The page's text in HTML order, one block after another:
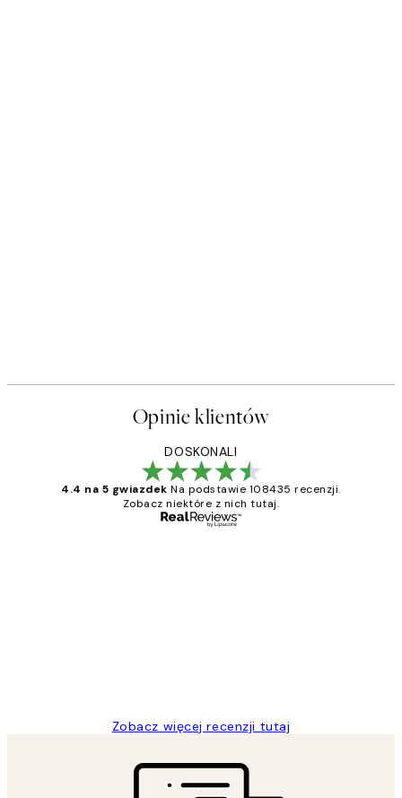
Opinie klientów
DOSKONALI
4.4 na 5 gwiazdek Na podstawie 108435 recenzji.
Zobacz niektóre z nich tutaj.
Zobacz więcej recenzji tutaj